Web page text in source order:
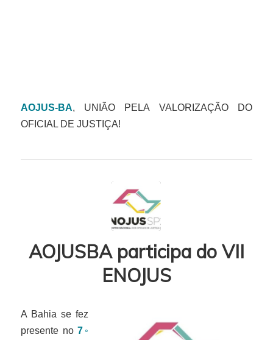
AOJUS-BA, UNIÃO PELA VALORIZAÇÃO DO
OFICIAL DE JUSTIÇA!
AOJUSBA participa do VII
ENOJUS
A Bahia se fez
presente no7◦